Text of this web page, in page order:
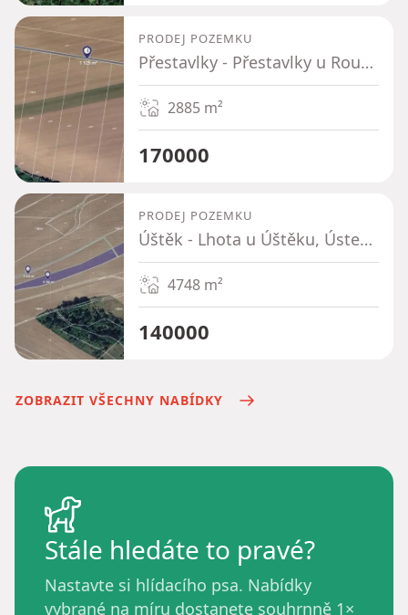
PRODEJ POZEMKU
Přestavlky - Přestavlky u Roudnice nad Labem, Ústecký kraj
2885 m²
170000
PRODEJ POZEMKU
Úštěk - Lhota u Úštěku, Ústecký kraj
4748 m²
140000
ZOBRAZIT VŠECHNY NABÍDKY
Stále hledáte to pravé?
Nastavte si hlídacího psa. Nabídky
vybrané na míru dostanete souhrnně 1×